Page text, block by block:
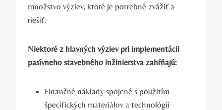
množstvo výziev, ktoré je potrebné zvážiť a
riešiť.
Niektoré z hlavných výziev pri implementácii
pasívneho stavebného inžinierstva zahŕňajú:
Finančné náklady spojené s použitím
špecifických materiálov a technológií